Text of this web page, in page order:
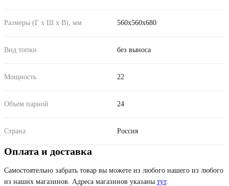
Размеры (Г х Ш х В), мм 560х560х680
Вид топки без выноса
Мощность 22
Объем парной 24
Страна Россия
Оплата и доставка
Самостоятельно забрать товар вы можете из любого нашего из любого
из наших магазинов. Адреса магазинов указаны тут.